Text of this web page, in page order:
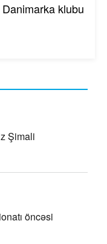
Şimali
öncəsi
klubu